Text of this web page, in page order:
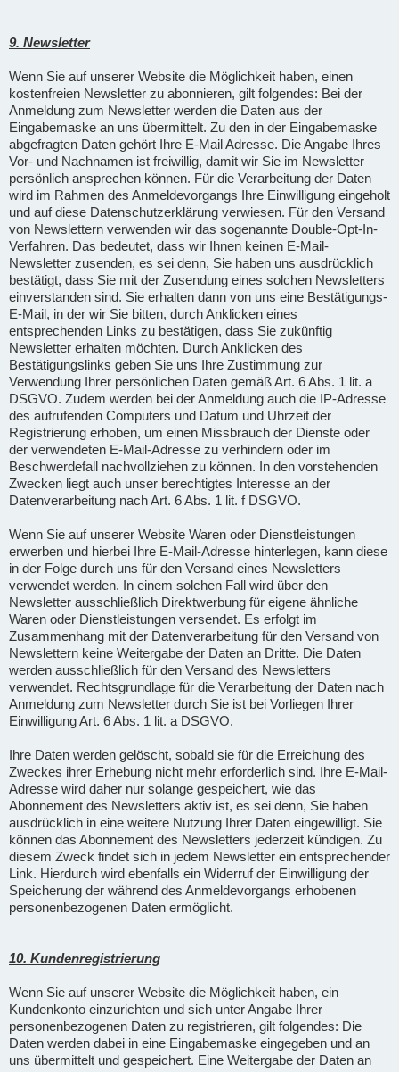
9. Newsletter
Wenn Sie auf unserer Website die Möglichkeit haben, einen
kostenfreien Newsletter zu abonnieren, gilt folgendes: Bei der
Anmeldung zum Newsletter werden die Daten aus der
Eingabemaske an uns übermittelt. Zu den in der Eingabemaske
abgefragten Daten gehört Ihre E-Mail Adresse. Die Angabe Ihres
Vor- und Nachnamen ist freiwillig, damit wir Sie im Newsletter
persönlich ansprechen können. Für die Verarbeitung der Daten
wird im Rahmen des Anmeldevorgangs Ihre Einwilligung eingeholt
und auf diese Datenschutzerklärung verwiesen. Für den Versand
von Newslettern verwenden wir das sogenannte Double-Opt-In-
Verfahren. Das bedeutet, dass wir Ihnen keinen E-Mail-
Newsletter zusenden, es sei denn, Sie haben uns ausdrücklich
bestätigt, dass Sie mit der Zusendung eines solchen Newsletters
einverstanden sind. Sie erhalten dann von uns eine Bestätigungs-
E-Mail, in der wir Sie bitten, durch Anklicken eines
entsprechenden Links zu bestätigen, dass Sie zukünftig
Newsletter erhalten möchten. Durch Anklicken des
Bestätigungslinks geben Sie uns Ihre Zustimmung zur
Verwendung Ihrer persönlichen Daten gemäß Art. 6 Abs. 1 lit. a
DSGVO. Zudem werden bei der Anmeldung auch die IP-Adresse
des aufrufenden Computers und Datum und Uhrzeit der
Registrierung erhoben, um einen Missbrauch der Dienste oder
der verwendeten E-Mail-Adresse zu verhindern oder im
Beschwerdefall nachvollziehen zu können. In den vorstehenden
Zwecken liegt auch unser berechtigtes Interesse an der
Datenverarbeitung nach Art. 6 Abs. 1 lit. f DSGVO.
Wenn Sie auf unserer Website Waren oder Dienstleistungen
erwerben und hierbei Ihre E-Mail-Adresse hinterlegen, kann diese
in der Folge durch uns für den Versand eines Newsletters
verwendet werden. In einem solchen Fall wird über den
Newsletter ausschließlich Direktwerbung für eigene ähnliche
Waren oder Dienstleistungen versendet. Es erfolgt im
Zusammenhang mit der Datenverarbeitung für den Versand von
Newslettern keine Weitergabe der Daten an Dritte. Die Daten
werden ausschließlich für den Versand des Newsletters
verwendet. Rechtsgrundlage für die Verarbeitung der Daten nach
Anmeldung zum Newsletter durch Sie ist bei Vorliegen Ihrer
Einwilligung Art. 6 Abs. 1 lit. a DSGVO.
Ihre Daten werden gelöscht, sobald sie für die Erreichung des
Zweckes ihrer Erhebung nicht mehr erforderlich sind. Ihre E-Mail-
Adresse wird daher nur solange gespeichert, wie das
Abonnement des Newsletters aktiv ist, es sei denn, Sie haben
ausdrücklich in eine weitere Nutzung Ihrer Daten eingewilligt. Sie
können das Abonnement des Newsletters jederzeit kündigen. Zu
diesem Zweck findet sich in jedem Newsletter ein entsprechender
Link. Hierdurch wird ebenfalls ein Widerruf der Einwilligung der
Speicherung der während des Anmeldevorgangs erhobenen
personenbezogenen Daten ermöglicht.
10. Kundenregistrierung
Wenn Sie auf unserer Website die Möglichkeit haben, ein
Kundenkonto einzurichten und sich unter Angabe Ihrer
personenbezogenen Daten zu registrieren, gilt folgendes: Die
Daten werden dabei in eine Eingabemaske eingegeben und an
uns übermittelt und gespeichert. Eine Weitergabe der Daten an